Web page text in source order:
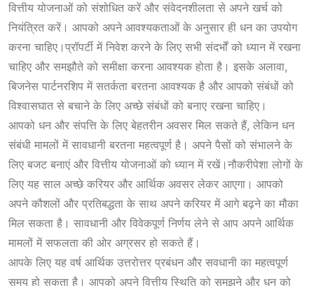
वित्तीय योजनाओं को संशोधित करें और संवेदनशीलता से अपने खर्च को
नियंत्रित करें। आपको अपने आवश्यकताओं के अनुसार ही धन का उपयोग
करना चाहिए।प्रॉपर्टी में निवेश करने के लिए सभी संदर्भों को ध्यान में रखना
चाहिए और समझौते को समीक्षा करना आवश्यक होता है। इसके अलावा,
बिजनेस पार्टनरशिप में सतर्कता बरतना आवश्यक है और आपको संबंधों को
विश्वासघात से बचाने के लिए अच्छे संबंधों को बनाए रखना चाहिए।
आपको धन और संपत्ति के लिए बेहतरीन अवसर मिल सकते हैं, लेकिन धन
संबंधी मामलों में सावधानी बरतना महत्वपूर्ण है। अपने पैसों को संभालने के
लिए बजट बनाएं और वित्तीय योजनाओं को ध्यान में रखें।नौकरीपेशा लोगों के
लिए यह साल अच्छे करियर और आर्थिक अवसर लेकर आएगा। आपको
अपने कौशलों और प्रतिबद्धता के साथ अपने करियर में आगे बढ़ने का मौका
मिल सकता है। सावधानी और विवेकपूर्ण निर्णय लेने से आप अपने आर्थिक
मामलों में सफलता की ओर अग्रसर हो सकते हैं।
आपके लिए यह वर्ष आर्थिक उत्तरोत्तर प्रबंधन और सवधानी का महत्वपूर्ण
समय हो सकता है। आपको अपने वित्तीय स्थिति को समझने और धन को